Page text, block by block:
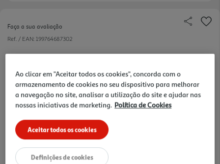
Faça a sua avaliação
Ref. / EAN: 199764687302
Tinteiros HP Originais oferecem uma fiabilidade
impressionante para garantir um desempenho
fiável e resultados duradouros.[1] Imprima com
tinteiros que produzem documentos empresariais
mais
16,49 €
Ao clicar em "Aceitar todos os cookies", concorda com o
armazenamento de cookies no seu dispositivo para melhorar
a navegação no site, analisar a utilização do site e ajudar nas
nossas iniciativas de marketing. Política de Cookies
Aceitar todos os cookies
Definições de cookies